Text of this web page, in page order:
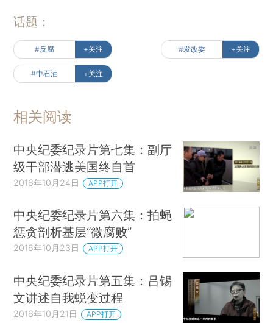
话题：
#反腐 +关注 #发改委 +关注
#中石油 +关注
相关阅读
中央纪委纪录片第七集：副厅
级干部潜逃美国终自首
2016年10月24日 APP打开
中央纪委纪录片第六集：拍蝇
惩贪剖析基层“微腐败”
2016年10月23日 APP打开
中央纪委纪录片第五集：吕锡
文讲述自我蜕变过程
2016年10月21日 APP打开